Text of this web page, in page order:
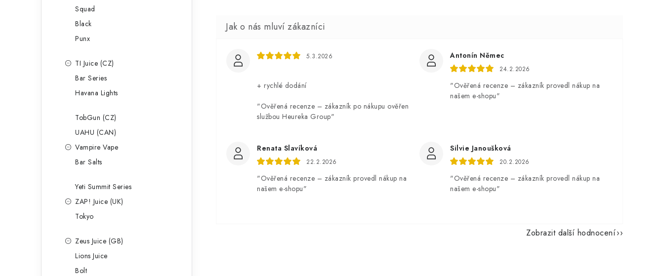
Squad
Black
Punx
TI Juice (CZ)
Bar Series
Havana Lights
TobGun (CZ)
UAHU (CAN)
Vampire Vape
Bar Salts
Yeti Summit Series
ZAP! Juice (UK)
Tokyo
Zeus Juice (GB)
Lions Juice
Bolt
5.3.2026
+ rychlé dodání
"Ověřená recenze – zákazník po nákupu ověřen
službou Heureka Group"
Antonín Němec
24.2.2026
"Ověřená recenze – zákazník provedl nákup na
našem e-shopu"
Renata Slavíková
22.2.2026
"Ověřená recenze – zákazník provedl nákup na
našem e-shopu"
Silvie Janoušková
20.2.2026
"Ověřená recenze – zákazník provedl nákup na
našem e-shopu"
Zobrazit další hodnocení